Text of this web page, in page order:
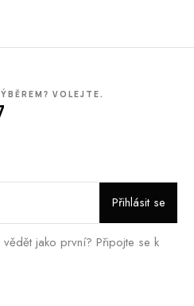
VOLEJTE.
jako první? Připojte se k